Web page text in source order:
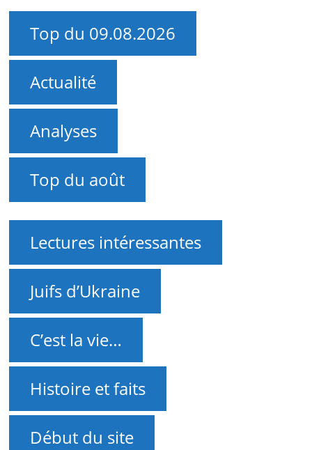
Top du 09.08.2026
Actualité
Analyses
Top du août
Lectures intéressantes
Juifs d’Ukraine
C’est la vie…
Histoire et faits
Début du site